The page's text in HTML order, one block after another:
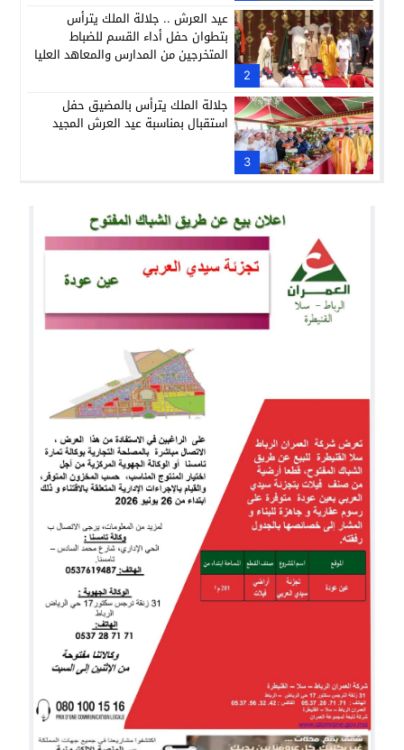
2
عيد العرش .. جلالة الملك يترأس
بتطوان حفل أداء القسم للضباط
المتخرجين من المدارس والمعاهد العليا
3
جلالة الملك يترأس بالمضيق حفل
استقبال بمناسبة عيد العرش المجيد